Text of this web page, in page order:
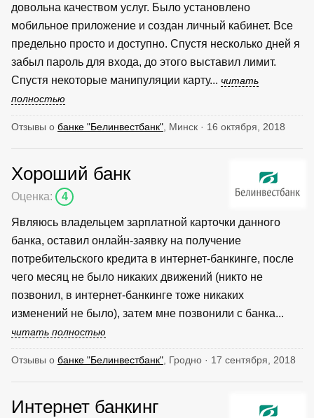
довольна качеством услуг. Было установлено
мобильное приложение и создан личный кабинет. Все
предельно просто и доступно. Спустя несколько дней я
забыл пароль для входа, до этого выставил лимит.
Спустя некоторые манипуляции карту... читать
полностью
Отзывы о банке "Белинвестбанк" , Минск · 16 октября, 2018
Хороший банк
Оценка: 4
Являюсь владельцем зарплатной карточки данного
банка, оставил онлайн-заявку на получение
потребительского кредита в интернет-банкинге, после
чего месяц не было никаких движений (никто не
позвонил, в интернет-банкинге тоже никаких
изменений не было), затем мне позвонили с банка...
читать полностью
Отзывы о банке "Белинвестбанк" , Гродно · 17 сентября, 2018
Интернет банкинг